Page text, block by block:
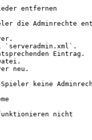
entfernen
die Adminrechte
Eintrag.
neu.
keine
nicht